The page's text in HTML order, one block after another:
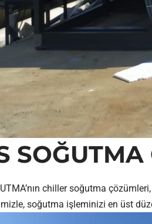
chiller soğutma
soğutma işleminizi en üst